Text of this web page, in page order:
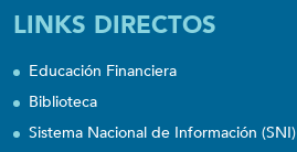
LINKS DIRECTOS
Educación Financiera
Biblioteca
Sistema Nacional de Información (SNI)